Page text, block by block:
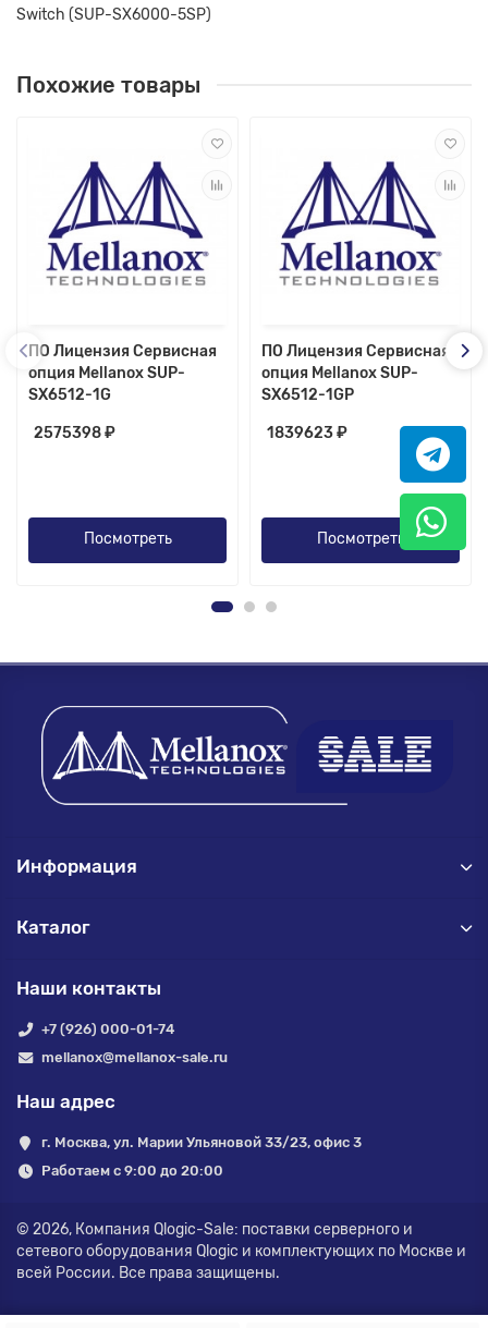
Switch (SUP-SX6000-5SP)
Похожие товары
ПО Лицензия Сервисная
опция Mellanox SUP-
SX6512-1G
2575398 ₽
Посмотреть
ПО Лицензия Сервисная
опция Mellanox SUP-
SX6512-1GP
1839623 ₽
Посмотреть
Информация
Каталог
Наши контакты
+7 (926) 000-01-74
mellanox@mellanox-sale.ru
Наш адрес
г. Москва, ул. Марии Ульяновой 33/23, офис 3
Работаем с 9:00 до 20:00
© 2026, Компания Qlogic-Sale: поставки серверного и
сетевого оборудования Qlogic и комплектующих по Москве и
всей России. Все права защищены.